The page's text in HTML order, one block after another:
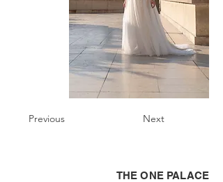
Previous Next
THE ONE PALACE